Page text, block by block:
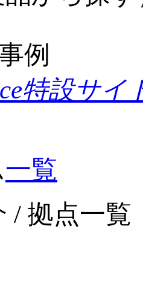
例
特設サイ
一覧
/ 拠点一覧